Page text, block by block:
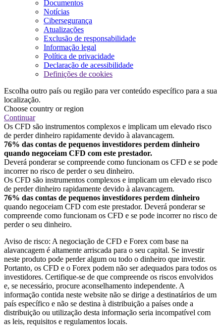
Documentos
Notícias
Cibersegurança
Atualizações
Exclusão de responsabilidade
Informação legal
Política de privacidade
Declaração de acessibilidade
Definições de cookies
Escolha outro país ou região para ver conteúdo específico para a sua
localização.
Choose country or region
Continuar
Os CFD são instrumentos complexos e implicam um elevado risco
de perder dinheiro rapidamente devido à alavancagem.
76% das contas de pequenos investidores perdem dinheiro
quando negoceiam CFD com este prestador.
Deverá ponderar se compreende como funcionam os CFD e se pode
incorrer no risco de perder o seu dinheiro.
Os CFD são instrumentos complexos e implicam um elevado risco
de perder dinheiro rapidamente devido à alavancagem.
76% das contas de pequenos investidores perdem dinheiro
quando negoceiam CFD com este prestador. Deverá ponderar se
compreende como funcionam os CFD e se pode incorrer no risco de
perder o seu dinheiro.
Aviso de risco: A negociação de CFD e Forex com base na
alavancagem é altamente arriscada para o seu capital. Se investir
neste produto pode perder algum ou todo o dinheiro que investir.
Portanto, os CFD e o Forex podem não ser adequados para todos os
investidores. Certifique-se de que compreende os riscos envolvidos
e, se necessário, procure aconselhamento independente. A
informação contida neste website não se dirige a destinatários de um
país específico e não se destina à distribuição a países onde a
distribuição ou utilização desta informação seria incompatível com
as leis, requisitos e regulamentos locais.